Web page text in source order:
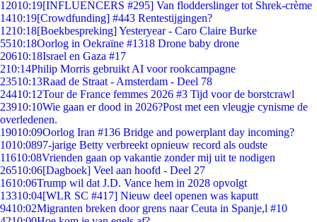
12010:19[INFLUENCERS #295] Van flodderslinger tot Shrek-crème
1410:19[Crowdfunding] #443 Rentestijgingen?
1210:18[Boekbespreking] Yesteryear - Caro Claire Burke
5510:18Oorlog in Oekraïne #1318 Drone baby drone
20610:18Israel en Gaza #17
210:14Philip Morris gebruikt AI voor rookcampagne
23510:13Raad de Straat - Amsterdam - Deel 78
24410:12Tour de France femmes 2026 #3 Tijd voor de borstcrawl
23910:10Wie gaan er dood in 2026?Post met een vleugje cynisme de
overledenen.
19010:09Oorlog Iran #136 Bridge and powerplant day incoming?
1010:0897-jarige Betty verbreekt opnieuw record als oudste
11610:08Vrienden gaan op vakantie zonder mij uit te nodigen
26510:06[Dagboek] Veel aan hoofd - Deel 27
1610:06Trump wil dat J.D. Vance hem in 2028 opvolgt
13310:04[WLR SC #417] Nieuw deel openen was kaputt
9410:02Migranten breken door grens naar Ceuta in Spanje,l #10